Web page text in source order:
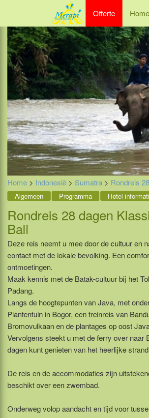
Offerte Home
Home > Indonesië > Sumatra > Rondreis
Algemeen Programma Hotel
Rondreis 28 dagen
Bali
Deze reis neemt u mee door de cultuur en
contact met de lokale bevolking. Een
ontmoetingen.
Maak kennis met de Batak-cultuur bij het
Padang.
Langs de hoogtepunten van Java, met
Plantentuin in Bogor, een treinreis van
Bromovulkaan en de plantages op oost
Vervolgens steekt u met de ferry over naar
dagen kunt genieten van het heerlijke
De reis en de accommodaties zijn
beschikt over een zwembad.
Onderweg volop aandacht en tijd voor